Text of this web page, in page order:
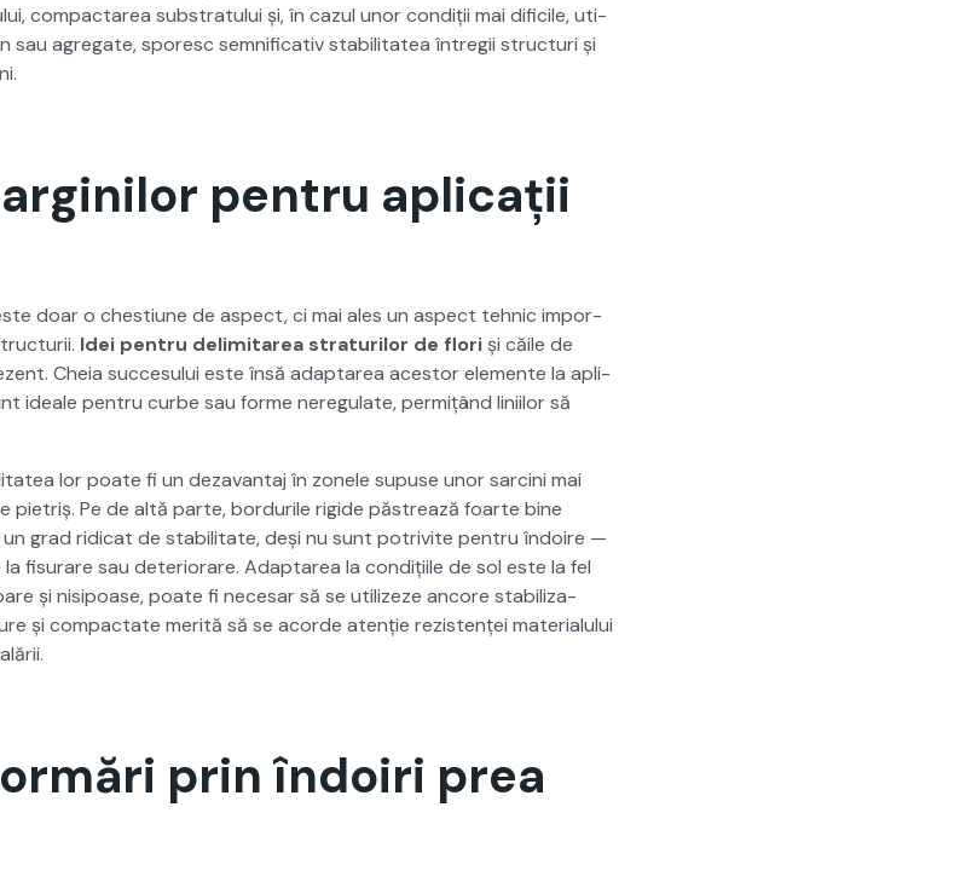
com­pactarea sub­strat­u­lui și, în cazul unor condiții mai difi­cile, uti­
sau agre­gate, sporesc sem­ni­fica­tiv sta­bil­i­tatea întregii struc­turi și
pentru aplicații
doar o chestiune de aspect, ci mai ales un aspect tehnic impor­
Idei pen­tru delim­itarea stra­turilor de flori și căile de
Cheia suc­ce­su­lui este însă adaptarea aces­tor ele­mente la apli­
ide­ale pen­tru curbe sau forme nereg­u­late, per­mițând lini­ilor să
lor poate fi un deza­van­taj în zonele supuse unor sarci­ni mai
pietriș. Pe de altă parte, bor­durile rigide păstrează foarte bine
grad ridi­cat de sta­bil­i­tate, deși nu sunt potriv­ite pen­tru îndoire —
fisurare sau dete­ri­o­rare. Adaptarea la condiți­ile de sol este la fel
și nisipoase, poate fi nece­sar să se uti­lizeze ancore sta­bi­liza­
și com­pactate mer­ită să se acorde atenție rezis­tenței mate­ri­alu­lui
prin îndoiri prea